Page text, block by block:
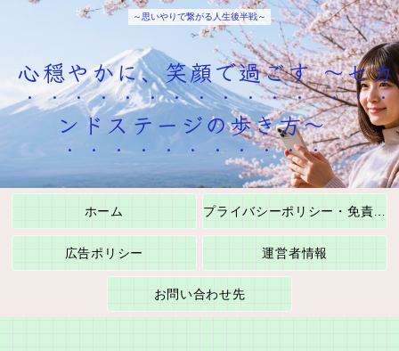
～思いやりで繋がる人生後半戦～
心穏やかに、笑顔で過ごす ～セカ
ンドステージの歩き方～
ホーム
広告ポリシー 運営者情報
お問い合わせ先